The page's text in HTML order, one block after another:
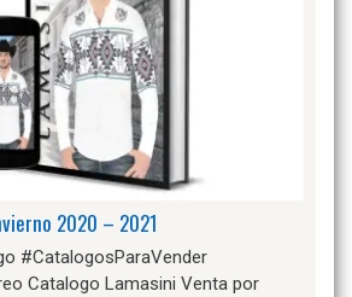
2020 – 2021
#CatalogosParaVender
Catalogo Lamasini Venta por